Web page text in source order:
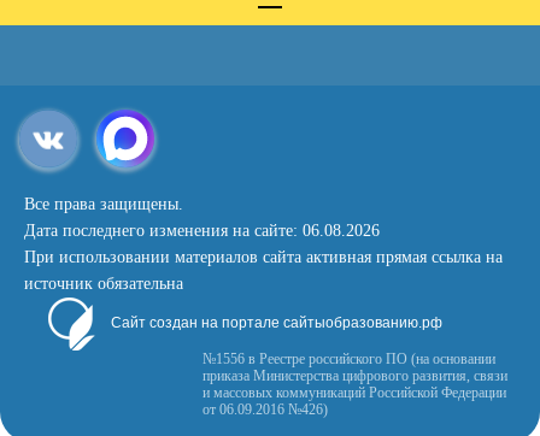
Все права защищены.
Дата последнего изменения на сайте: 06.08.2026
При использовании материалов сайта активная прямая ссылка на
источник обязательна
Сайт создан на портале сайтыобразованию.рф
№1556 в Реестре российского ПО (на основании
приказа Министерства цифрового развития, связи
и массовых коммуникаций Российской Федерации
от 06.09.2016 №426)